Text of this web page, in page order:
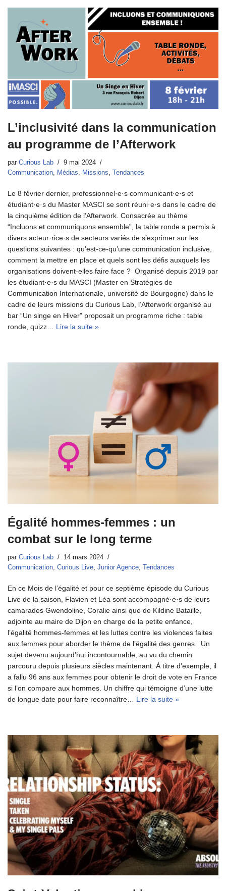
L’inclusivité dans la communication
au programme de l’Afterwork
par Curious Lab
9 mai 2024
Communication, Médias, Missions, Tendances
Le 8 février dernier, professionnel·e·s communicant·e·s et
étudiant·e·s du Master MASCI se sont réuni·e·s dans le cadre de
la cinquième édition de l’Afterwork. Consacrée au thème
“Incluons et communiquons ensemble”, la table ronde a permis à
divers acteur·rice·s de secteurs variés de s’exprimer sur les
questions suivantes : qu’est-ce-qu’une communication inclusive,
comment la mettre en place et quels sont les défis auxquels les
organisations doivent-elles faire face ? Organisé depuis 2019 par
les étudiant·e·s du MASCI (Master en Stratégies de
Communication Internationale, université de Bourgogne) dans le
cadre de leurs missions du Curious Lab, l’Afterwork organisé au
bar “Un singe en Hiver” proposait un programme riche : table
ronde, quizz… Lire la suite »
Égalité hommes-femmes : un
combat sur le long terme
par Curious Lab
14 mars 2024
Communication Curious Live Junior Agence Tendances
En ce Mois de l’égalité et pour ce septième épisode du Curious
Live de la saison, Flavien et Léa sont accompagné·e·s de leurs
camarades Gwendoline, Coralie ainsi que de Kildine Bataille,
adjointe au maire de Dijon en charge de la petite enfance,
l’égalité hommes-femmes et les luttes contre les violences faites
aux femmes pour aborder le thème de l’égalité des genres. Un
sujet devenu aujourd’hui incontournable, au vu du chemin
parcouru depuis plusieurs siècles maintenant. À titre d’exemple, il
a fallu 96 ans aux femmes pour obtenir le droit de vote en France
si l’on compare aux hommes. Un chiffre qui témoigne d’une lutte
de longue date pour faire reconnaître… Lire la suite »